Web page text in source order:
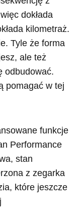
dokłada
kilometraż.
Tyle że forma
ale też
odbudować.
pomagać w tej
funkcje
Performance
stan
z zegarka
które jeszcze